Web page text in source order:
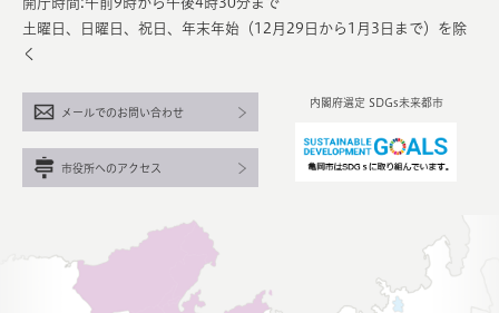
土曜日、日曜日、祝日、年末年始（12月29日から1月3日まで）を除
く
内閣府選定 SDGs未来都市
メールでのお問い合わせ
市役所へのアクセス